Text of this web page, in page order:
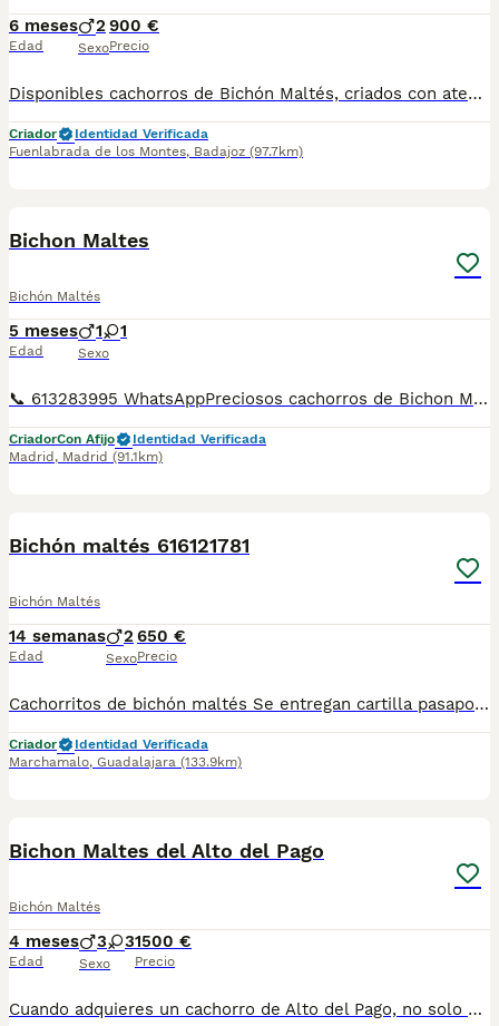
6 meses
Edad
2
Sexo
900 €
Precio
Disponibles cachorros de Bichón Maltés, criados con atención y cuidados desde el nacimiento. Crecen en ambiente familiar, bien socializados y acostumbrados al contacto diario, con carácter dulce, alegre y muy cariñoso. Padres de tamaño pequeño, con buena morfología y pelo blanco sedoso característico de la raza. Se entregan: • Desparasitados interna y externamente • Con mínimo dos vacunas • Pasaporte veterinario • Microchip • Contrato de venta y asesoramiento Raza ideal para compañía, muy adaptable, inteligente y perfecta para convivencia en familia o piso. Enviamos a toda España y gestionamos toda la documentación necesaria para Baleares y Canarias. Para más información, fotos o reservas, contactar por teléfono o mensaje. Solo personas responsables.
Criador
Identidad Verificada
Fuenlabrada de los Montes, Badajoz (97.7km)
Bichon Maltes
Bichón Maltés
5 meses
Edad
1 1
Sexo
📞 613283995 WhatsAppPreciosos cachorros de Bichon Maltes de Linea Coreana . Disponemos de machos y de hembras a cual mas lindo . Entregamos vacunados desparasitados cartilla sanitaria y garantías de enfermedades víricas y congénitas de un año . Mandamos a toda España y puedes pagar cuando llegue el cachorrito tenemos transporte propio para la entrega
CriadorCon Afijo
Identidad Verificada
Madrid , Madrid (91.1km)
Bichón maltés 616121781
Bichón Maltés
14 semanas
Edad
2
Sexo
650 €
Precio
Cachorritos de bichón maltés Se entregan cartilla pasaporte Desparasitaciones al día Vacunas correspondientes a su edad Criados en ambiente familiar"una niña" Para más información al WhatsApp 616121781
Criador
Identidad Verificada
Marchamalo, Guadalajara (133.9km)
Bichon Maltes del Alto del Pago
Bichón Maltés
4 meses
Edad
3 3
Sexo
1500 €
Precio
Cuando adquieres un cachorro de Alto del Pago, no solo estás incorporando un perro a tu vida… estás eligiendo una forma de criar basada en la excelencia, la transparencia y el respeto absoluto por cada ejemplar. En nuestro criadero trabajamos con una selección muy cuidada de líneas, priorizando siempre la salud, el carácter y la estabilidad del cachorro. Cada camada es planificada con criterio, sin prisas y con un seguimiento constante desde el primer día. Creemos en hacer las cosas bien y en enseñarlas tal cual son. Por eso, abrimos las puertas de nuestra casa, mostramos nuestro día a día y acompañamos a cada familia con total cercanía y honestidad durante todo el proceso. Somos profesionales con todas las licencias en regla para poder ejercer esta maravillosa actividad, y no tenemos intermediarios, para adquirir un ejemplar de ALTO DEL PAGO, debes tratar personalmente con nosotros, venir a nuestra casa, donde conoceras nuestras espectaculares instalaciones, verás a los padres de los cachorros junto a los pequeñajos y podrás escoger a tu compañero. Los cachorros se entregan siempre con su completa documentación, microchip implantado, certificados de salud de los progenitores, vacunados y desparasitados. visita nuestra web altodelpago.es o conocenos en redes sociales : instagram @altodelpago Teléfono de atención al cliente : 679 67 30 10